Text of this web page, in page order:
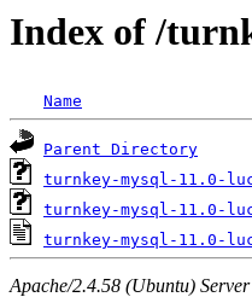
Index of /
Name
Parent Directory
turnkey-mysql-11.0-
turnkey-mysql-11.0-
turnkey-mysql-11.0-
Apache/2.4.58 (Ubuntu)